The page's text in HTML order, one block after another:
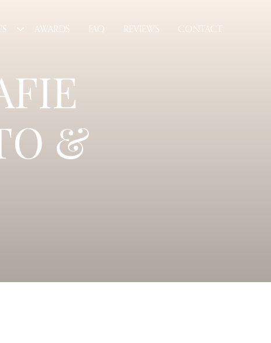
AWARDS FAQ REVIEWS CONTACT
&